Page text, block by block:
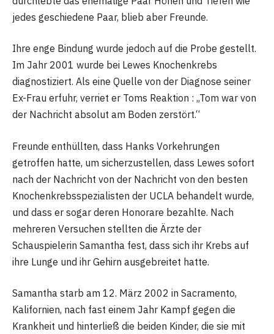
jedes geschiedene Paar, blieb aber Freunde.
Ihre enge Bindung wurde jedoch auf die Probe gestellt.
Im Jahr 2001 wurde bei Lewes Knochenkrebs
diagnostiziert. Als eine Quelle von der Diagnose seiner
Ex-Frau erfuhr, verriet er Toms Reaktion : „Tom war von
der Nachricht absolut am Boden zerstört.“
Freunde enthüllten, dass Hanks Vorkehrungen
getroffen hatte, um sicherzustellen, dass Lewes sofort
nach der Nachricht von der Nachricht von den besten
Knochenkrebsspezialisten der UCLA behandelt wurde,
und dass er sogar deren Honorare bezahlte. Nach
mehreren Versuchen stellten die Ärzte der
Schauspielerin Samantha fest, dass sich ihr Krebs auf
ihre Lunge und ihr Gehirn ausgebreitet hatte.
Samantha starb am 12. März 2002 in Sacramento,
Kalifornien, nach fast einem Jahr Kampf gegen die
Krankheit und hinterließ die beiden Kinder, die sie mit